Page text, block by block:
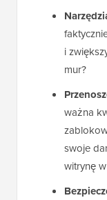
i
mur?
ważna
swoje
witrynę